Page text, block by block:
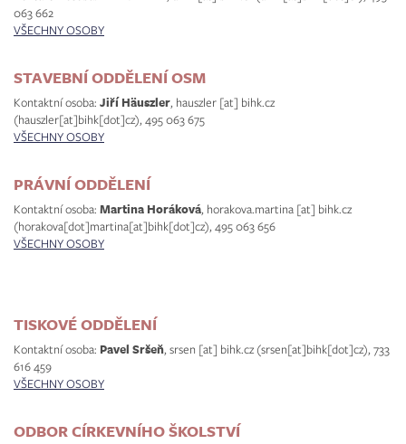
063 662
VŠECHNY OSOBY
STAVEBNÍ ODDĚLENÍ OSM
Kontaktní osoba: Jiří Häuszler, hauszler [at] bihk.cz
(hauszler[at]bihk[dot]cz), 495 063 675
VŠECHNY OSOBY
PRÁVNÍ ODDĚLENÍ
Kontaktní osoba: Martina Horáková, horakova.martina [at] bihk.cz
(horakova[dot]martina[at]bihk[dot]cz), 495 063 656
VŠECHNY OSOBY
TISKOVÉ ODDĚLENÍ
Kontaktní osoba: Pavel Sršeň,srsen [at] bihk.cz (srsen[at]bihk[dot]cz), 733
616 459
VŠECHNY OSOBY
ODBOR CÍRKEVNÍHO ŠKOLSTVÍ